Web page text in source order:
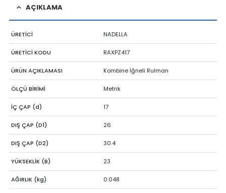
AÇIKLAMA
ÜRETİCİ NADELLA
ÜRETİCİ KODU RAXPZ417
ÜRÜN AÇIKLAMASI Kombine İğneli Rulman
ÖLÇÜ BİRİMİ Metrik
İÇ ÇAP (d) 17
DIŞ ÇAP (D1) 26
DIŞ ÇAP (D2) 30.4
YÜKSEKLİK (B) 23
AĞIRLIK (kg) 0.048